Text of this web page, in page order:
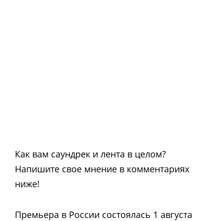
Как вам саундрек и лента в целом?
Напишите свое мнение в комментариях
ниже!
Премьера в России состоялась 1 августа